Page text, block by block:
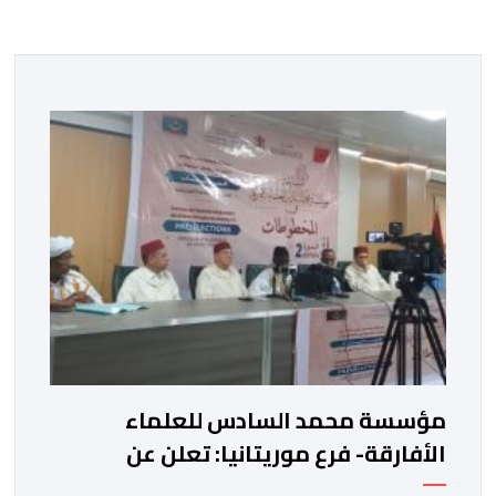
مؤسسة محمد السادس للعلماء
الأفارقة- فرع موريتانيا: تعلن عن
المتأهلين في مسابقة المخطوطات